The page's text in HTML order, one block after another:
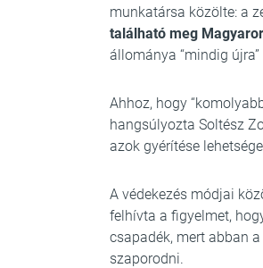
munkatársa közölte: a
található meg
állománya “mindig
Ahhoz, hogy
hangsúlyozta Soltész
azok gyérítése
A védekezés módjai
felhívta a figyelmet,
csapadék, mert abban
szaporodni.